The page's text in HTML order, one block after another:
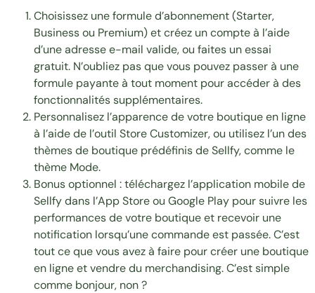
Choisissez une formule d’abonnement(Starter,
Business ou Premium) et créez un compte à l’aide
d’une adresse e-mail valide, ou faites un essai
gratuit. N’oubliez pas que vous pouvez passer à une
formule payante à tout moment pour accéder à des
fonctionnalités supplémentaires.
Personnalisez l’apparence de votre boutique en ligne
à l’aide de l’outil Store Customizer, ou utilisez l’un des
thèmes de boutique prédéfinis de Sellfy, comme le
thème Mode.
Bonus optionnel : téléchargez l’application mobile de
Sellfy dans l’App Storeou Google Play pour suivre les
performances de votre boutique et recevoir une
notification lorsqu’une commande est passée. C’est
tout ce que vous avez à faire pour créer une boutique
en ligne et vendre du merchandising. C’est simple
comme bonjour, non ?